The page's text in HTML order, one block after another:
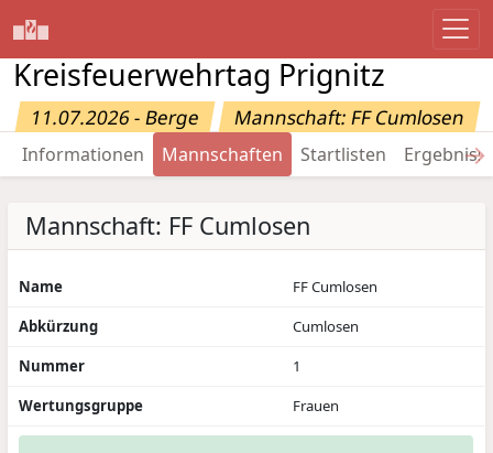
Kreisfeuerwehrtag Prignitz
11.07.2026 - Berge Mannschaft: FF Cumlosen
Informationen Mannschaften Startlisten →
Mannschaft: FF Cumlosen
Name
FF Cumlosen
Abkürzung
Cumlosen
Nummer
1
Wertungsgruppe
Frauen